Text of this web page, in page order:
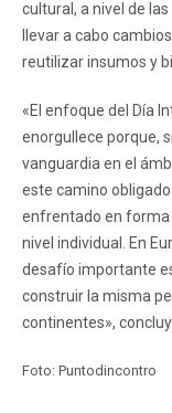
cultural, a nivel de
llevar a cabo
reutilizar insumos y
«El enfoque del Día
enorgullece porque,
vanguardia en el
este camino
enfrentado en
nivel individual. En
desafío importante
construir la misma
continentes»,
Foto: Puntodincontro